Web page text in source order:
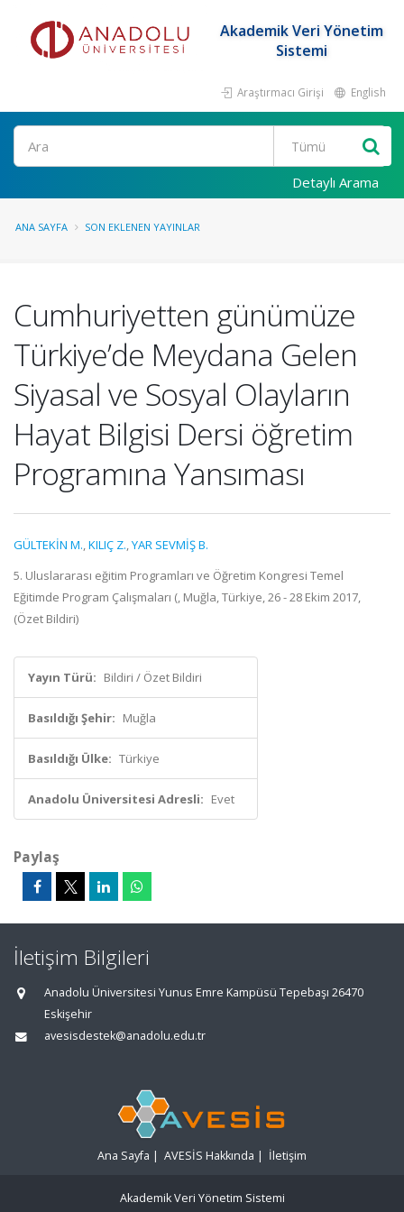
Akademik Veri Yönetim
Sistemi
Araştırmacı Girişi English
Ara
Detaylı Arama
ANA SAYFA SON EKLENEN YAYINLAR
Cumhuriyetten günümüze
Türkiye’de Meydana Gelen
Siyasal ve Sosyal Olayların
Hayat Bilgisi Dersi öğretim
Programına Yansıması
GÜLTEKİN M.,KILIÇ Z.,YAR SEVMİŞ B.
5. Uluslararası eğitim Programları ve Öğretim Kongresi Temel
Eğitimde Program Çalışmaları (, Muğla, Türkiye, 26 - 28 Ekim 2017,
(Özet Bildiri)
Yayın Türü: Bildiri / Özet Bildiri
Basıldığı Şehir: Muğla
Basıldığı Ülke: Türkiye
Anadolu Üniversitesi Adresli: Evet
Paylaş
İletişim Bilgileri
Anadolu Üniversitesi Yunus Emre Kampüsü Tepebaşı 26470
Eskişehir
avesisdestek@anadolu.edu.tr
Ana Sayfa | AVESİS Hakkında | İletişim
Akademik Veri Yönetim Sistemi